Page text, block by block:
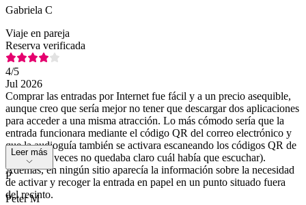
Gabriela C
Viaje en pareja
Reserva verificada
4/5
Jul 2026
Comprar las entradas por Internet fue fácil y a un precio asequible,
aunque creo que sería mejor no tener que descargar dos aplicaciones
para acceder a una misma atracción. Lo más cómodo sería que la
entrada funcionara mediante el código QR del correo electrónico y
que la audioguía también se activara escaneando los códigos QR de
las salas (a veces no quedaba claro cuál había que escuchar).
Además, en ningún sitio aparecía la información sobre la necesidad
de activar y recoger la entrada en papel en un punto situado fuera
del recinto.
Leer más
P
Peter M